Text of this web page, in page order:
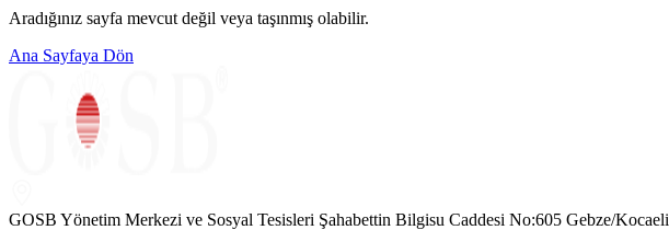
Aradığınız sayfa mevcut değil veya taşınmış olabilir.
Ana Sayfaya Dön
GOSB Yönetim Merkezi ve Sosyal Tesisleri Şahabettin Bilgisu Caddesi No:605 Gebze/Kocaeli